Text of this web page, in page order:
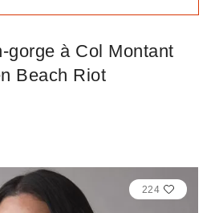
gorge à Col Montant
Beach Riot
224